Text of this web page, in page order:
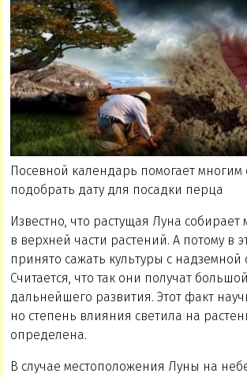
Посевной календарь помогает многим
подобрать дату для посадки перца
Известно, что растущая Луна
в верхней части растений. А потому в
принято сажать культуры с надземной
Считается, что так они получат
дальнейшего развития. Этот факт
но степень влияния светила на
определена.
В случае местоположения Луны на